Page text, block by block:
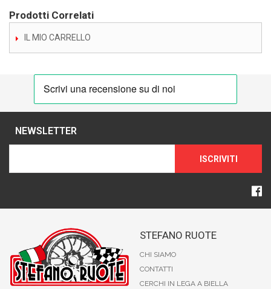
Prodotti Correlati
IL MIO CARRELLO
NEWSLETTER
ISCRIVITI
STEFANO RUOTE
CHI SIAMO
CONTATTI
CERCHI IN LEGA A BIELLA